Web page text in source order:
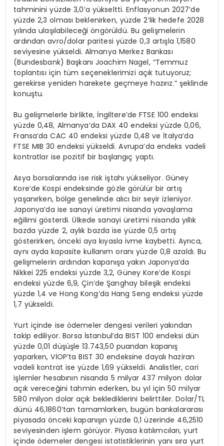
tahminini yüzde 3,0’a yükseltti. Enflasyonun 2027’de
yüzde 2,3 olması beklenirken, yüzde 2’lik hedefe 2028
yılında ulaşılabileceği öngörüldü. Bu gelişmelerin
ardından avro/dolar paritesi yüzde 0,3 artışla 1,1580
seviyesine yükseldi. Almanya Merkez Bankası
(Bundesbank) Başkanı Joachim Nagel, “Temmuz
toplantısı için tüm seçeneklerimizi açık tutuyoruz;
gerekirse yeniden harekete geçmeye hazırız.” şeklinde
konuştu.
Bu gelişmelerle birlikte, İngiltere’de FTSE 100 endeksi
yüzde 0,48, Almanya’da DAX 40 endeksi yüzde 0,06,
Fransa’da CAC 40 endeksi yüzde 0,48 ve İtalya’da
FTSE MIB 30 endeksi yükseldi. Avrupa’da endeks vadeli
kontratlar ise pozitif bir başlangıç yaptı.
Asya borsalarında ise risk iştahı yükseliyor. Güney
Kore’de Kospi endeksinde gözle görülür bir artış
yaşanırken, bölge genelinde alıcı bir seyir izleniyor.
Japonya’da ise sanayi üretimi nisanda yavaşlama
eğilimi gösterdi. Ülkede sanayi üretimi nisanda yıllık
bazda yüzde 2, aylık bazda ise yüzde 0,5 artış
gösterirken, önceki aya kıyasla ivme kaybetti. Ayrıca,
aynı ayda kapasite kullanım oranı yüzde 0,8 azaldı. Bu
gelişmelerin ardından kapanışa yakın Japonya’da
Nikkei 225 endeksi yüzde 3,2, Güney Kore’de Kospi
endeksi yüzde 6,9, Çin’de Şanghay bileşik endeksi
yüzde 1,4 ve Hong Kong’da Hang Seng endeksi yüzde
1,7 yükseldi.
Yurt içinde ise ödemeler dengesi verileri yakından
takip ediliyor. Borsa İstanbul’da BIST 100 endeksi dün
yüzde 0,01 düşüşle 13.743,50 puandan kapanış
yaparken, VİOP’ta BIST 30 endeksine dayalı haziran
vadeli kontrat ise yüzde 1,69 yükseldi. Analistler, cari
işlemler hesabının nisanda 5 milyar 437 milyon dolar
açık vereceğini tahmin ederken, bu yıl için 50 milyar
580 milyon dolar açık beklediklerini belirttiler. Dolar/TL
dünü 46,1860’tan tamamlarken, bugün bankalararası
piyasada önceki kapanışın yüzde 0,1 üzerinde 46,2510
seviyesinden işlem görüyor. Piyasa katılımcıları, yurt
içinde ödemeler dengesi istatistiklerinin yanı sıra yurt